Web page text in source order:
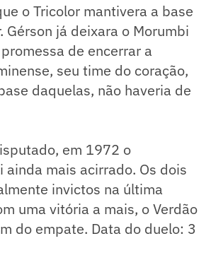
o Tricolor mantivera a base
Gérson já deixara o Morumbi
de encerrar a
seu time do coração,
daquelas, não haveria de
em 1972 o
ainda mais acirrado. Os dois
invictos na última
uma vitória a mais, o Verdão
do empate. Data do duelo: 3